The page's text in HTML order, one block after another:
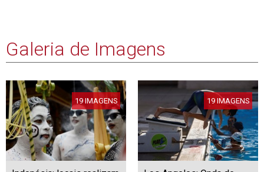
Galeria de Imagens
19 IMAGENS 19 IMAGENS